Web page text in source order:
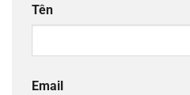
Tên
Email